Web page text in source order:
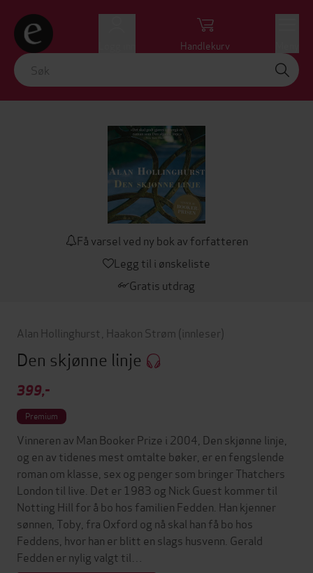
Handlekurv
Få varsel ved ny bok av forfatteren
Legg til i ønskeliste
Gratis utdrag
Alan Hollinghurst Haakon Strøm (innleser)
Den skjønne linje
399,-
Premium
Vinneren av Man Booker Prize i 2004, Den skjønne linje,
og en av tidenes mest omtalte bøker, er en fengslende
roman om klasse, sex og penger som bringer Thatchers
London til live. Det er 1983 og Nick Guest kommer til
Notting Hill for å bo hos familien Fedden. Han kjenner
sønnen, Toby, fra Oxford og nå skal han få bo hos
Feddens, hvor han er blitt en slags husvenn. Gerald
Fedden er nylig valgt til…